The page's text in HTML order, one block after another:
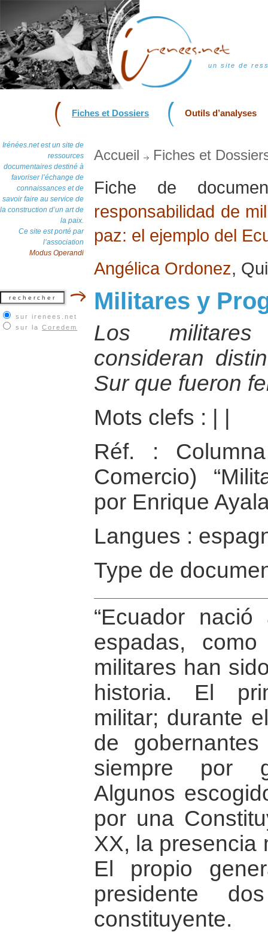
un site de
Fiches et Dossiers Outils d’analyses
Irénées.net est un site de
ressources
documentaires destiné à
favoriser l’échange de
connaissances et de
savoir faire au service de
la construction d’un art de
la paix.
Ce site est porté par
l’association
Modus Operandi
sur irenees.net
sur la Coredem
Accueil Fiches et
Fiche de
responsabilidad de
paz: el ejemplo del
Angélica Ordonez,
Militares y
Los
consideran
Sur que fueron
Mots clefs :
Réf. :
Comercio)
por Enrique
Langues :
Type de
“Ecuador
espadas,
militares han
historia. El
militar; durante
de
siempre por
Algunos
por una
XX, la presencia
El propio
presidente
constituyente.